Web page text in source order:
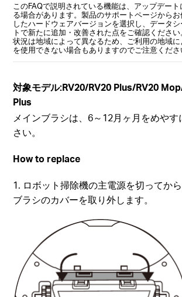
このFAQで説明されている機能は、アップデー
る場合があります。製品のサポートページから
したハードウェアバージョンを選択し、データ
トで新たに追加・改善された点をご確認くださ
状況は地域によって異なるため、ご利用の地域
を使用できない場合もありますのでご注意くださ
対象モデル:RV20/RV20 Plus/RV20
Plus
メインブラシは、6～12月ヶ月をめや
さい。
How to replace
1. ロボット掃除機の主電源を切ってか
ブラシのカバーを取り外します。